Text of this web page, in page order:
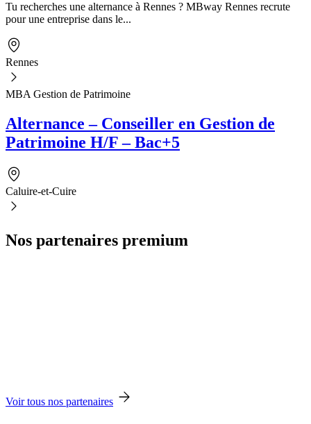
Tu recherches une alternance à Rennes ? MBway Rennes recrute
pour une entreprise dans le...
Rennes
MBA Gestion de Patrimoine
Alternance – Conseiller en Gestion de
Patrimoine H/F – Bac+5
Caluire-et-Cuire
Nos partenaires premium
Voir tous nos partenaires